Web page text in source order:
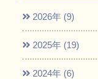
2026年 (9)
2025年 (19)
2024年 (6)